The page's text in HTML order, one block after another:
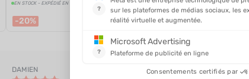
EN STOCK - EXPÉDIÉ EN 24/48H
-20%
119,95 €
95,90 €
EN STOCK - EXPÉDIÉ EN 24/48H
-20%
DAMIEN